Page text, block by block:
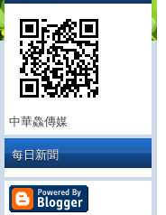
中華鱻傳媒
每日新聞